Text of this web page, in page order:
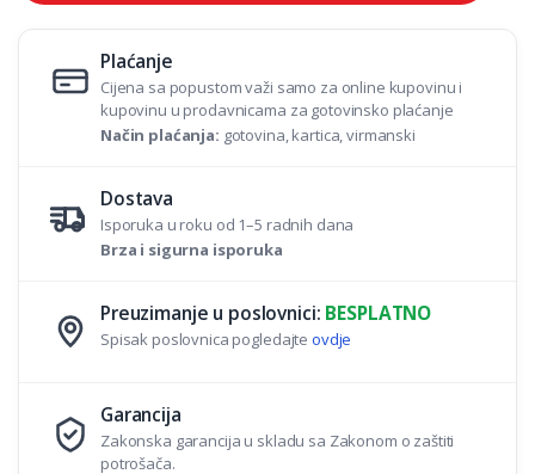
Plaćanje
Cijena sa popustom važi samo za online kupovinu i
kupovinu u prodavnicama za gotovinsko plaćanje
Način plaćanja: gotovina, kartica, virmanski
Dostava
Isporuka u roku od 1–5 radnih dana
Brza i sigurna isporuka
Preuzimanje u poslovnici: BESPLATNO
Spisak poslovnica pogledajte ovdje
Garancija
Zakonska garancija u skladu sa Zakonom o zaštiti
potrošača.